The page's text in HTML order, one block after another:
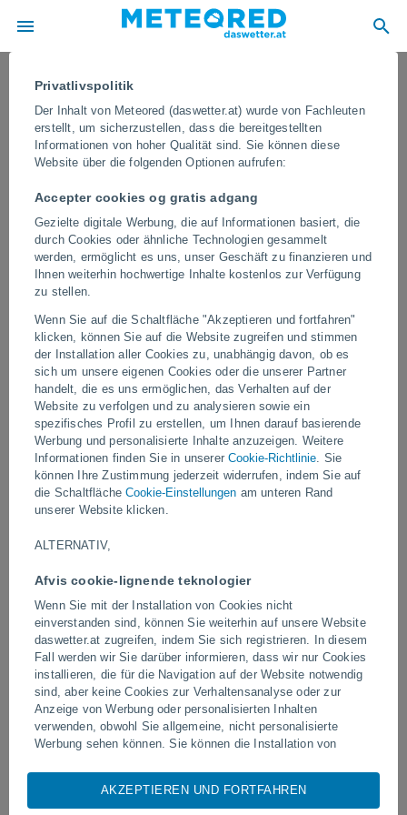
Privatlivspolitik
Der Inhalt von Meteored (daswetter.at) wurde von Fachleuten
erstellt, um sicherzustellen, dass die bereitgestellten
Informationen von hoher Qualität sind. Sie können diese
Website über die folgenden Optionen aufrufen:
Accepter cookies og gratis adgang
Gezielte digitale Werbung, die auf Informationen basiert, die
durch Cookies oder ähnliche Technologien gesammelt
werden, ermöglicht es uns, unser Geschäft zu finanzieren und
Ihnen weiterhin hochwertige Inhalte kostenlos zur Verfügung
zu stellen.
Wenn Sie auf die Schaltfläche "Akzeptieren und fortfahren"
klicken, können Sie auf die Website zugreifen und stimmen
der Installation aller Cookies zu, unabhängig davon, ob es
sich um unsere eigenen Cookies oder die unserer Partner
handelt, die es uns ermöglichen, das Verhalten auf der
Website zu verfolgen und zu analysieren sowie ein
spezifisches Profil zu erstellen, um Ihnen darauf basierende
Werbung und personalisierte Inhalte anzuzeigen. Weitere
Informationen finden Sie in unsererCookie-Richtlinie. Sie
können Ihre Zustimmung jederzeit widerrufen, indem Sie auf
die SchaltflächeCookie-Einstellungen am unteren Rand
unserer Website klicken.
ALTERNATIV,
Afvis cookie-lignende teknologier
Wenn Sie mit der Installation von Cookies nicht
einverstanden sind, können Sie weiterhin auf unsere Website
daswetter.at zugreifen, indem Sie sich registrieren. In diesem
Fall werden wir Sie darüber informieren, dass wir nur Cookies
installieren, die für die Navigation auf der Website notwendig
sind, aber keine Cookies zur Verhaltensanalyse oder zur
Anzeige von Werbung oder personalisierten Inhalten
verwenden, obwohl Sie allgemeine, nicht personalisierte
Werbung sehen können. Sie können die Installation von
AKZEPTIEREN UND FORTFAHREN
Plötzlich taucht in einem Innenhof in
El Salitre (Ixtlán De Los Hervores),
Mexiko, ein Geysir auf
Die gewaltige Wasser- und Dampfsäule erzwang den Einsatz des
Katastrophenschutzes in der Region. Mehrere Tiere, die sich im
Hof ​​befanden, kamen ums Leben.
Video
Gestern
Riesiger Staubteufel in Zapponeta,
Italien gesichtet
Tornados und extreme
Pelotas, Brasilien
Folgen Sie uns